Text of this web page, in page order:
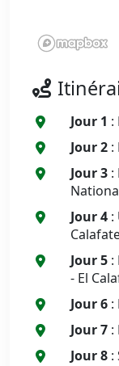
Jour 1 :
Jour 2:
Jour 3:
Jour 4:
Jour 5:
- El
Jour 6:
Jour 7:
Jour 8: